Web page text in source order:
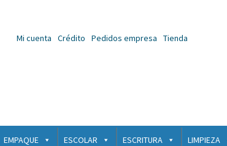
Mi cuenta Crédito Pedidos empresa Tienda
EMPAQUE ESCOLAR ESCRITURA LIMPIEZA